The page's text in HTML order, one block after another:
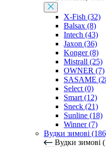
X-Fish (32)
Balsax (8)
Intech (43)
Jaxon (36)
Konger (8)
Mistrall (25)
OWNER (7)
SASAME
Select (0)
Smart (12)
Sneck (21)
Sunline (18)
Winner (7)
Вудки зимові
Вудки зимові